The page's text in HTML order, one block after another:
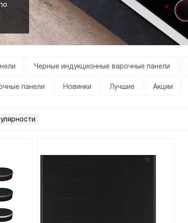
Черные индукционные варочные панели
панели Новинки Лучшие Акции